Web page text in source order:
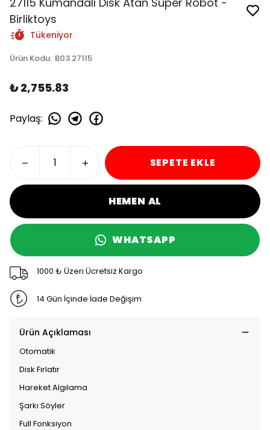
Birliktoys
Tükeniyor
Ürün Kodu: B03.27115
₺ 2,755.83
Paylaş:
SEPETE EKLE
HEMEN AL
WHATSAPP
1000 ₺ Üzeri Ücretsiz Kargo
14 Gün İçinde İade Değişim
Ürün Açıklaması
Otomatik
Disk Fırlatır
Hareket Algılama
Şarkı Söyler
Full Fonksiyon